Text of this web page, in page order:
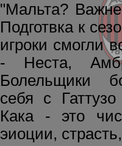
"Мальта?
Подготвка к
игроки смогли
- Неста,
Болельщики
себя с
Кака - это
эиоции,